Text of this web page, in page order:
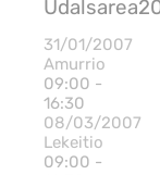
31/01/2007
Amurrio
09:00 -
16:30
08/03/2007
Lekeitio
09:00 -